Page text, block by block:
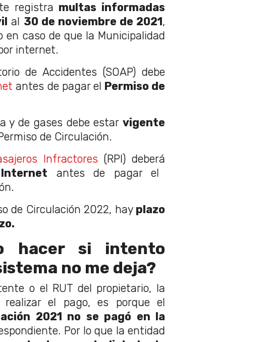
registra multas informadas
al 30 de noviembre de 2021,
en caso de que la Municipalidad
internet.
de Accidentes (SOAP) debe
antes de pagar el Permiso de
y de gases debe estar vigente
de Circulación.
Infractores(RPI) deberá
antes de pagar el
de Circulación 2022, hayplazo
hacer si intento
no me deja?
o el RUT del propietario, la
el pago, es porque el
2021 no se pagó en la
Por lo que la entidad